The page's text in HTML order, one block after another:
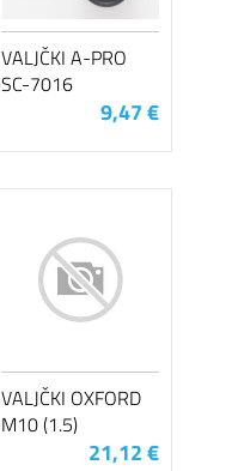
VALJČKI A-PRO
SC-7016
9,47 €
VALJČKI OXFORD
M10 (1.5)
21,12 €